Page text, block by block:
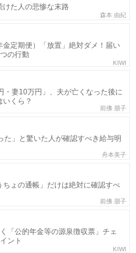
けた人の悲惨な末路
森本 由紀
金定期便）「放置」絶対ダメ！届い
の行動
KIWI
・妻10万円」、夫が亡くなった後に
くら？
前佛 朋子
た」と驚いた人が確認すべき給与明
舟本美子
ちょの通帳」だけは絶対に確認すべ
前佛 朋子
「公的年金等の源泉徴収票」チェ
ント
KIWI